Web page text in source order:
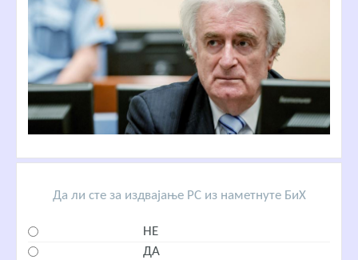
Да ли сте за издвајање РС из наметнуте БиХ
НЕ
ДА